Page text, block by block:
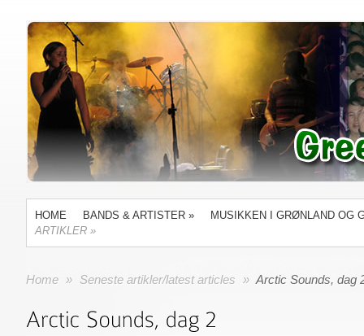
HOME BANDS & ARTISTER »
MUSIKKEN I GRØNLAND OG
ARTIKLER »
Home » Seneste artikler/latest articles » Arctic Sounds, dag